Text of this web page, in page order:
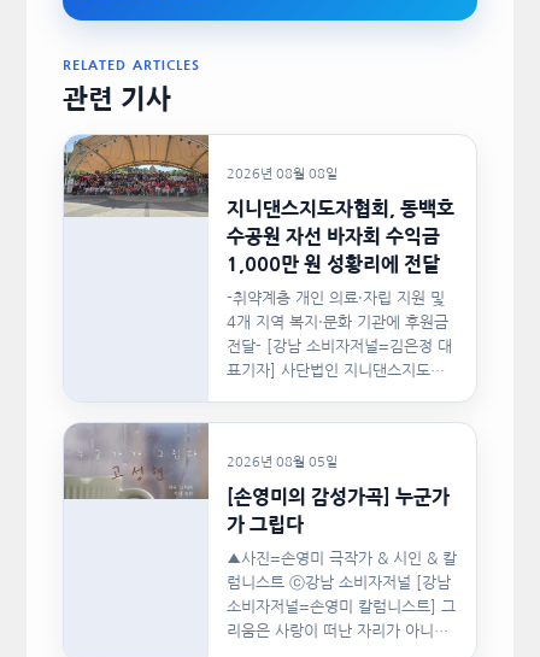
RELATED ARTICLES
관련 기사
2026년 08월 08일
지니댄스지도자협회, 동백호
수공원 자선 바자회 수익금
1,000만 원 성황리에 전달
-취약계층 개인 의료·자립 지원 및
4개 지역 복지·문화 기관에 후원금
전달- [강남 소비자저널=김은정 대
표기자] 사단법인 지니댄스지도자
지난…
2026년 08월 05일
[손영미의 감성가곡] 누군가
가 그립다
▲사진=손영미 극작가 & 시인 & 칼
럼니스트 ⓒ강남 소비자저널 [강남
소비자저널=손영미 칼럼니스트] 그
리움은 사랑이 떠난 자리가 아니라,